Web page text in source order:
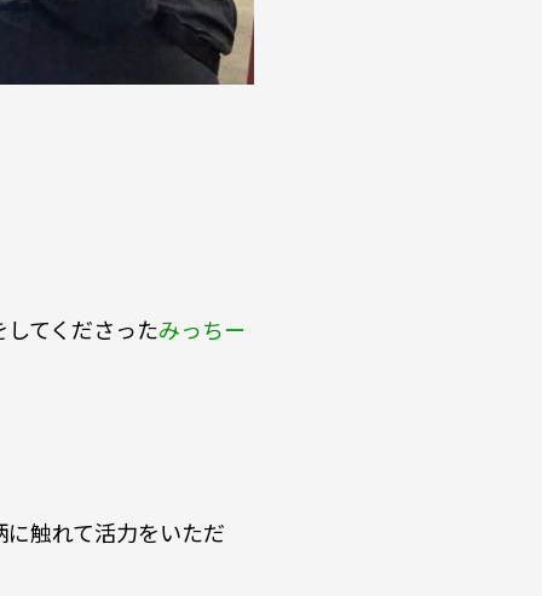
てくださったみっちー
触れて活力をいただ